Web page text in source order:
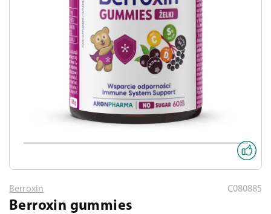
Berroxin C080885
Berroxin gummies